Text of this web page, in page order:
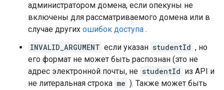
администратором домена, если опекуны не
включены для рассматриваемого домена или в
случае других ошибок доступа .
INVALID_ARGUMENT если указан studentId , но
его формат не может быть распознан (это не
адрес электронной почты, не studentId из API и
не литеральная строка me ). Также может быть